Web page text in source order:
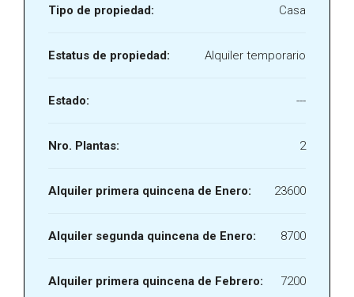
Tipo de propiedad: Casa
Estatus de propiedad: Alquiler temporario
Estado: ---
Nro. Plantas: 2
Alquiler primera quincena de Enero: 23600
Alquiler segunda quincena de Enero: 8700
Alquiler primera quincena de Febrero: 7200